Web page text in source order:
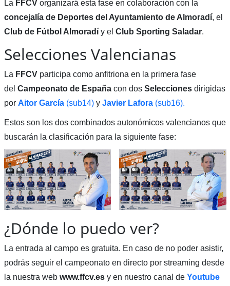
La FFCV organizará esta fase en colaboración con la
concejalía de Deportes del Ayuntamiento de Almoradí, el
Club de Fútbol Almoradí y el Club Sporting Saladar.
Selecciones Valencianas
La FFCV participa como anfitriona en la primera fase
del Campeonato de Españacon dos Seleccionesdirigidas
por Aitor García (sub14)y Javier Lafora (sub16).
Estos son los dos combinados autonómicos valencianos que
buscarán la clasificación para la siguiente fase:
¿Dónde lo puedo ver?
La entrada al campo es gratuita. En caso de no poder asistir,
podrás seguir el campeonato en directo por streaming desde
la nuestra webwww.ffcv.es y en nuestro canal de Youtube